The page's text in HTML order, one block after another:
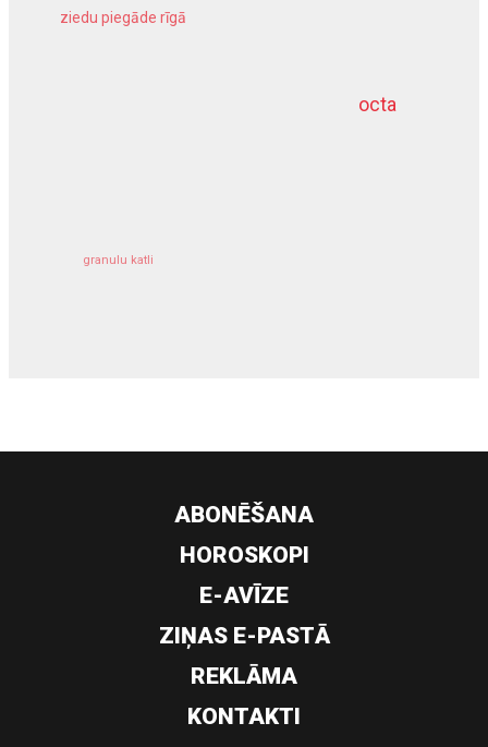
octa
ziedu piegāde rīgā
granulu katli
dziļurbums
ABONĒŠANA
HOROSKOPI
E-AVĪZE
ZIŅAS E-PASTĀ
REKLĀMA
KONTAKTI